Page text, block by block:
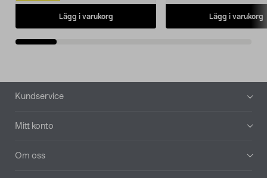
Lägg i varukorg Lägg i varukorg
Sidfot
Kundservice
Mitt konto
Om oss